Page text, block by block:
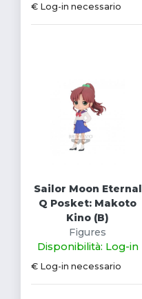
€ Log-in necessario
Sailor Moon Eternal
Q Posket: Makoto
Kino (B)
Figures
Disponibilità: Log-in
€ Log-in necessario